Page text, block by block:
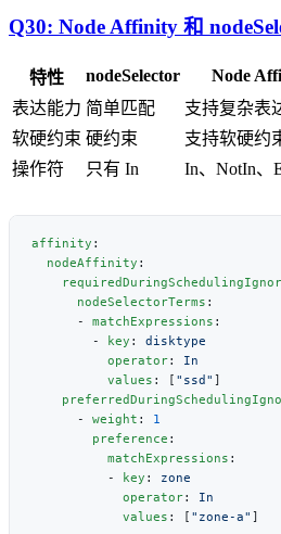
Q30: Node Affinity 和
特性 nodeSelector
Node
表达能力 简单匹配
支持复杂表
软硬约束 硬约束
支持软硬约
操作符
只有 In In、NotIn、
affinity
  nodeAffinity
      nodeSelectorTerms
      -
matchExpressions
        -
key :
          operator
:
          values
: [ "ssd"
      -
weight :
        preference
          matchExpressions
          -
key :
            operator
:
            values
: [ "zone-a"